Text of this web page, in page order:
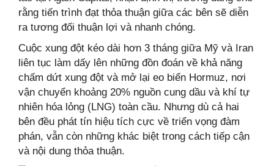
rằng tiến trình đạt thỏa thuận giữa các bên sẽ diễn
ra tương đối thuận lợi và nhanh chóng.
Cuộc xung đột kéo dài hơn 3 tháng giữa Mỹ và Iran
liên tục làm dấy lên những đồn đoán về khả năng
chấm dứt xung đột và mở lại eo biển Hormuz, nơi
vận chuyển khoảng 20% nguồn cung dầu và khí tự
nhiên hóa lỏng (LNG) toàn cầu. Nhưng dù cả hai
bên đều phát tín hiệu tích cực về triển vọng đàm
phán, vẫn còn những khác biệt trong cách tiếp cận
và nội dung thỏa thuận.